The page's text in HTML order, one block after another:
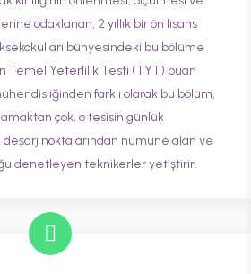
odaklanan, 2 yıllık bir ön lisans
bünyesindeki bu bölüme
Temel Yeterlilik Testi (TYT) puan
farklı olarak bu bölüm,
çok, o tesisin günlük
noktalarından numune alan ve
denetleyen teknikerler yetiştirir.